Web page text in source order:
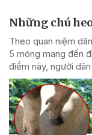
Những chú
Theo quan niệm
5 móng mang đến
điểm này, người